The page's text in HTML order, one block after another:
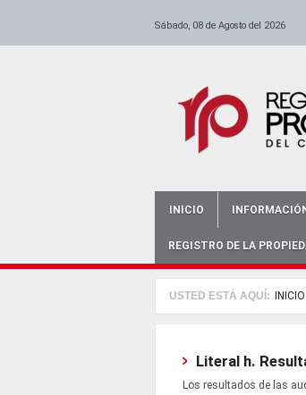
Sábado, 08 de Agosto del 2026
Main menu
INICIO
REGISTRO DE LA
USTED ESTÁ AQUÍ: INICIO
Literal h.
Los resultados de las